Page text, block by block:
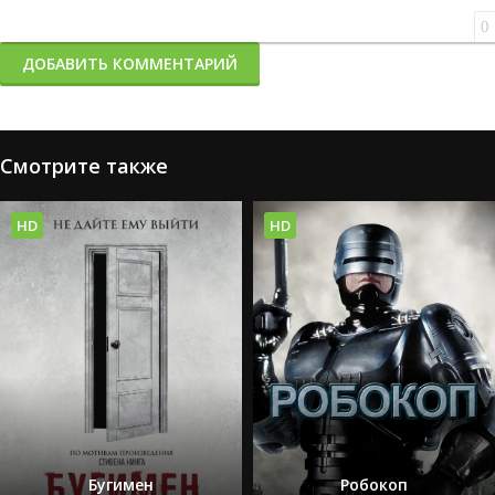
0
ДОБАВИТЬ КОММЕНТАРИЙ
Смотрите также
Бугимен
HD
Робокоп
HD